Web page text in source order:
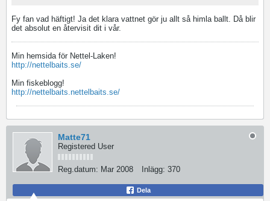
Fy fan vad häftigt! Ja det klara vattnet gör ju allt så himla ballt. Då blir
det absolut en återvisit dit i vår.
Min hemsida för Nettel-Laken!
http://nettelbaits.se/
Min fiskeblogg!
http://nettelbaits.nettelbaits.se/
Matte71
Registered User
Reg.datum: Mar 2008 Inlägg: 370
Dela